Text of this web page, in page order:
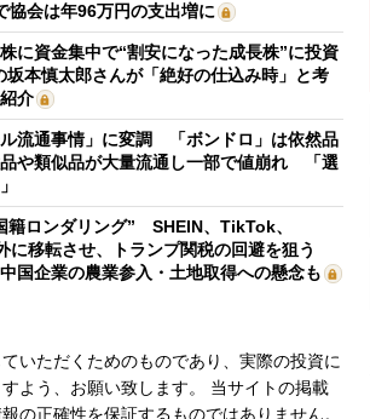
会は年96万円の支出増に
に資金集中で“割安になった成長株”に投資
本慎太郎さんが「絶好の仕込み時」と考
介
流通事情」に変調 「ボンドロ」は依然品
や類似品が大量流通し一部で値崩れ 「選
籍ロンダリング” SHEIN、TikTok、
に移転させ、トランプ関税の回避を狙う
国企業の農業参入・土地取得への懸念も
いただくためのものであり、実際の投資に
よう、お願い致します。 当サイトの掲載
の正確性を保証するものではありません。